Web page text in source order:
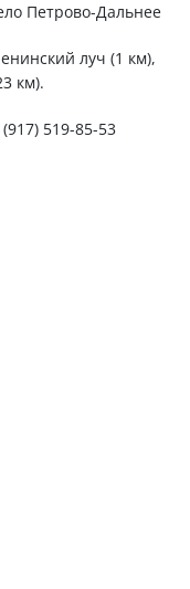
Петрово-Дальнее
луч (1 км),
км).
519-85-53